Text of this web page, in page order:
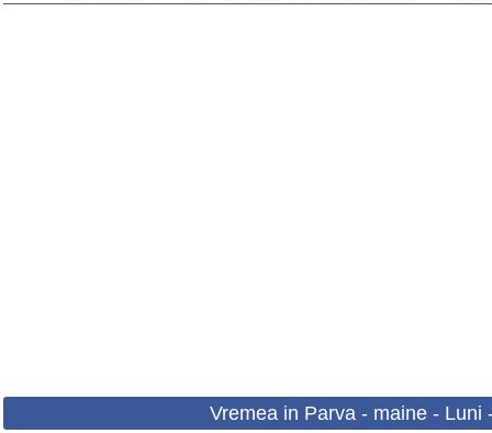
Vremea in Parva - maine - Luni